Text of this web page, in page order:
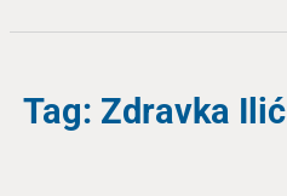
Tag: Zdravka Ilić